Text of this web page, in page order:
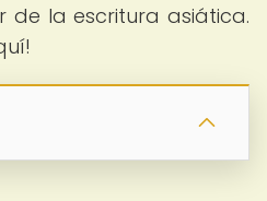
de la escritura asiática.